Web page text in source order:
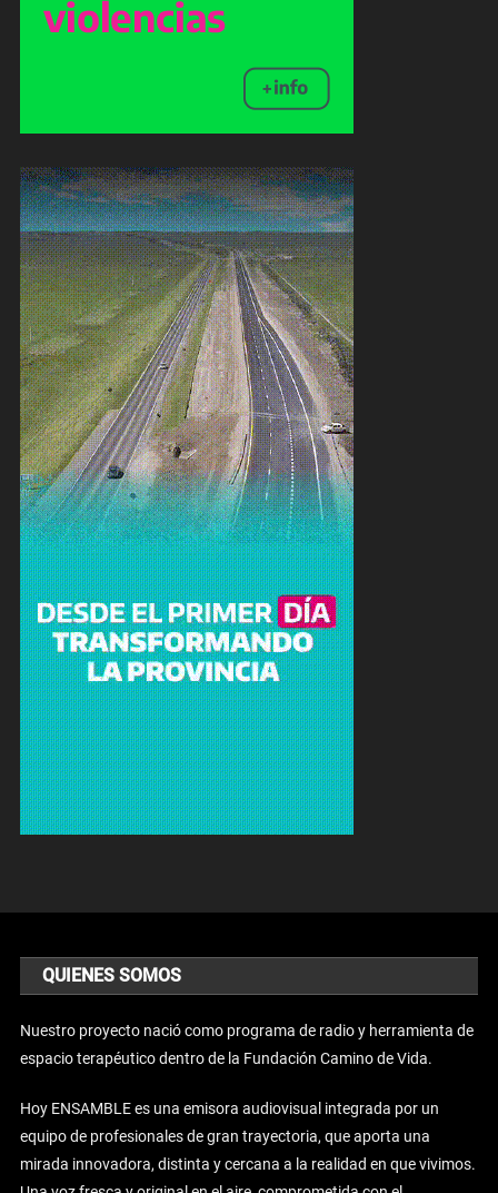
QUIENES SOMOS
Nuestro proyecto nació como programa de radio y herramienta de
espacio terapéutico dentro de la Fundación Camino de Vida.
Hoy ENSAMBLE es una emisora audiovisual integrada por un
equipo de profesionales de gran trayectoria, que aporta una
mirada innovadora, distinta y cercana a la realidad en que vivimos.